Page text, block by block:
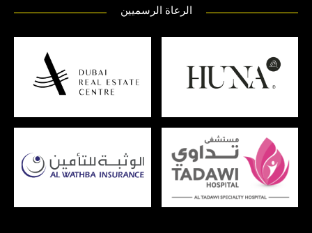
الرعاة الرسميين